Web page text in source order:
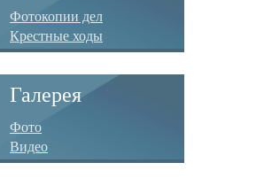
Фотокопии дел
Крестные ходы
Галерея
Фото
Видео